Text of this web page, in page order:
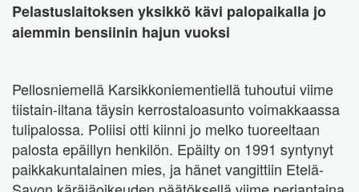
Pelastuslaitoksen yksikkö kävi palopaikalla jo
aiemmin bensiinin hajun vuoksi
Pellosniemellä Karsikkoniementiellä tuhoutui viime
tiistain-iltana täysin kerrostaloasunto voimakkaassa
tulipalossa. Poliisi otti kiinni jo melko tuoreeltaan
palosta epäillyn henkilön. Epäilty on 1991 syntynyt
paikkakuntalainen mies, ja hänet vangittiin Etelä-